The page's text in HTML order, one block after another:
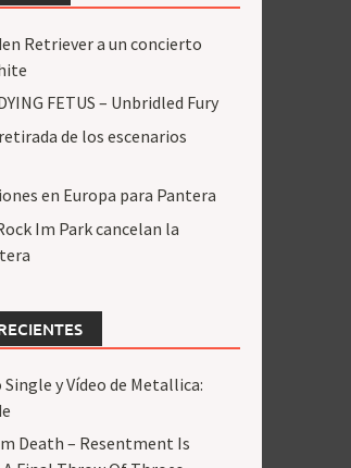
Retriever a un concierto
FETUS – Unbridled Fury
de los escenarios
en Europa para Pantera
Im Park cancelan la
Single y Vídeo de Metallica:
Death – Resentment Is